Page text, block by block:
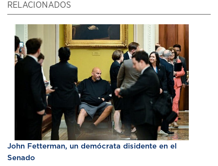
RELACIONADOS
John Fetterman, un demócrata disidente en el
Senado